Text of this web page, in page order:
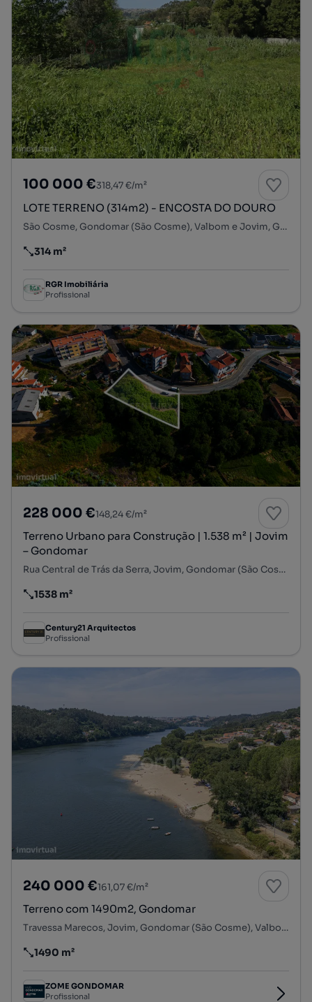
100 000 €318,47 €/m²
LOTE TERRENO (314m2) - ENCOSTA DO DOURO
São Cosme, Gondomar (São Cosme), Valbom e Jovim, Gondomar, Porto
Preço por metro quadrado
314 m²
RGR Imobiliária
Profissional
228 000 €148,24 €/m²
Terreno Urbano para Construção | 1.538 m² | Jovim
– Gondomar
Rua Central de Trás da Serra, Jovim, Gondomar (São Cosme), Valbom e Jovim, Gondomar, Porto
Preço por metro quadrado
1538 m²
Century21 Arquitectos
Profissional
240 000 €161,07 €/m²
Terreno com 1490m2, Gondomar
Travessa Marecos, Jovim, Gondomar (São Cosme), Valbom e Jovim, Gondomar, Porto
Preço por metro quadrado
1490 m²
ZOME GONDOMAR
Profissional